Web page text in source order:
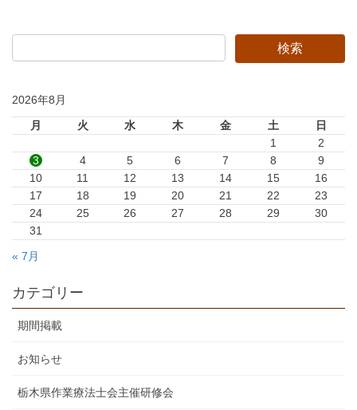
2026年8月
月 火 水 木 金 土
日
1
2
3
4 5 6 7 8
9
10
11 12 13 14 15
16
17
18 19 20 21 22
23
24
25 26 27 28 29
30
31
« 7月
カテゴリー
期間掲載
お知らせ
栃木県作業療法士会主催研修会